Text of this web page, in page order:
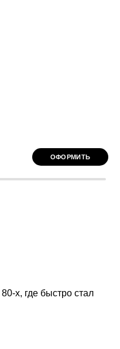
ОФОРМИТЬ
х, где быстро стал